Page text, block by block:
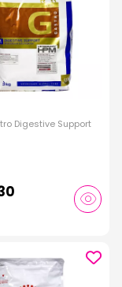
Digestive Support